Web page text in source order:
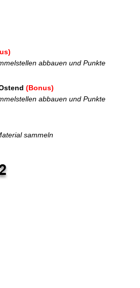
abbauen und Punkte
(Bonus)
abbauen und Punkte
sammeln